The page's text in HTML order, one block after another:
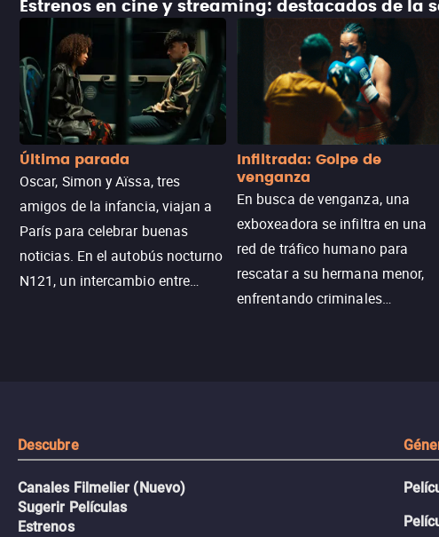
Estrenos en cine y streaming: destacados de la
Última parada
Oscar, Simon y Aïssa, tres
amigos de la infancia, viajan a
París para celebrar buenas
noticias. En el autobús nocturno
N121, un intercambio entre
Infiltrada: Golpe de
venganza
En busca de venganza, una
exboxeadora se infiltra en una
red de tráfico humano para
rescatar a su hermana menor,
enfrentando criminales
Descubre
Canales Filmelier (Nuevo)
Sugerir Películas
Estrenos